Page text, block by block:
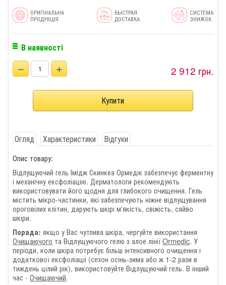
ОРИГІНАЛЬНА
ПРОДУКЦІЯ
БЫСТРАЯ
ДОСТАВКА
СИСТЕМА
ЗНИЖОК
В наявності
− + 2 912 грн.
Огляд Характеристики Відгуки
Опис товару:
Відлущуючий гель Імідж Скинкеа Ормедік забезпечує ферментну
і механічну ексфоліацію. Дерматологи рекомендують
використовувати його щодня для глибокого очищення. Гель
містить мікро-частинки, які забезпечують ніжне відлущування
ороговілих клітин, дарують шкірі м'якість, свіжість, сяйво
шкіри.
Порада: якщо у Вас чутлива шкіра, чергуйте використання
Очищаючого та Відлущуючого гелю з алое лініїOrmedic. У
періоди, коли шкіра потребує більш інтенсивного очищення і
додаткової ексфоліаціі (сезон осінь-зима або ж 1-2 рази в
тиждень цілий рік), використовуйте Відлущуючий гель. В інший
час - Очищаючий.